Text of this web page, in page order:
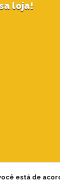
loja!
está de